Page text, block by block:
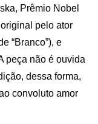
Prêmio Nobel
pelo ator
“Branco”), e
peça não é ouvida
dessa forma,
convoluto amor